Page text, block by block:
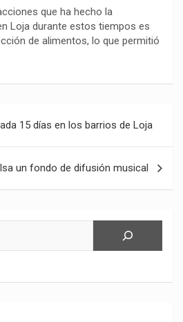
que ha hecho la
Loja durante estos tiempos es
de alimentos, lo que permitió
15 días en los barrios de Loja
un fondo de difusión musical